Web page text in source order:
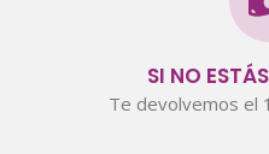
SI NO
Te devolvemos el